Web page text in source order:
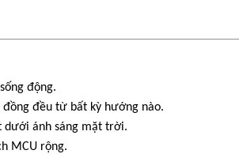
động.
đồng đều từ bất kỳ hướng nào.
dưới ánh sáng mặt trời.
MCU rộng.